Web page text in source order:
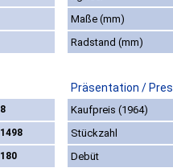
Maße (mm)
Radstand (mm)
Präsentation /
8
Kaufpreis (1964)
1498
Stückzahl
180
Debüt